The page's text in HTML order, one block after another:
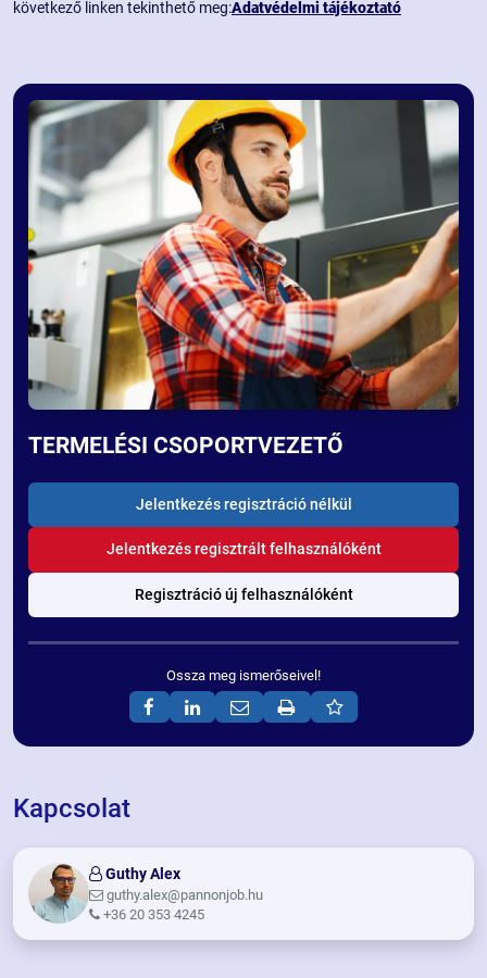
következő linken tekinthető meg:Adatvédelmi tájékoztató
TERMELÉSI CSOPORTVEZETŐ
- - apply_buttons_title - -
Jelentkezés regisztráció nélkül
Jelentkezés regisztrált felhasználóként
Regisztráció új felhasználóként
Ossza meg ismerőseivel!
Kapcsolat
Guthy Alex
guthy.alex@pannonjob.hu
+36 20 353 4245